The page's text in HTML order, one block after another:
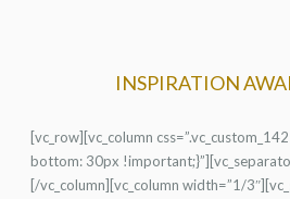
INSPIRATION
[vc_row][vc_column
bottom: 30px
[/vc_column][vc_column width=”1/